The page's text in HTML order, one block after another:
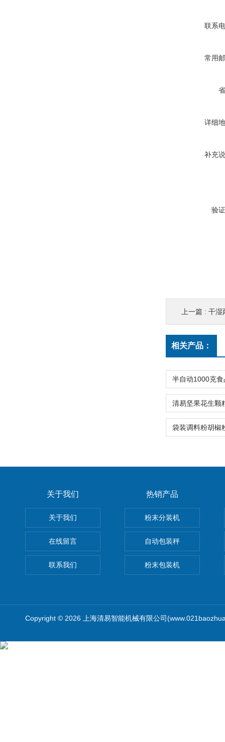
联系
常用
详细
补充
验
上一篇 : 干湿
相关产品：
关于我们
关于我们
在线留言
联系我们
热销产品
粉末分装机
自动包装秤
粉末包装机
Copyright © 2026 上海清易智能机械有限公司